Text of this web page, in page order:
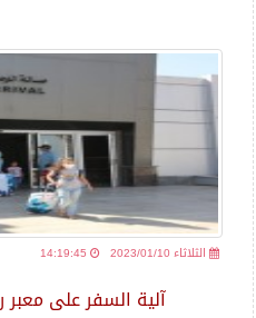
14:19:45
آلية السفر على معبر